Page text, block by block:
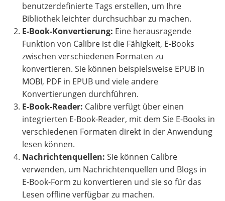
benutzerdefinierte Tags erstellen, um Ihre
Bibliothek leichter durchsuchbar zu machen.
E-Book-Konvertierung: Eine herausragende
Funktion von Calibre ist die Fähigkeit, E-Books
zwischen verschiedenen Formaten zu
konvertieren. Sie können beispielsweise EPUB in
MOBI, PDF in EPUB und viele andere
Konvertierungen durchführen.
E-Book-Reader: Calibre verfügt über einen
integrierten E-Book-Reader, mit dem Sie E-Books in
verschiedenen Formaten direkt in der Anwendung
lesen können.
Nachrichtenquellen: Sie können Calibre
verwenden, um Nachrichtenquellen und Blogs in
E-Book-Form zu konvertieren und sie so für das
Lesen offline verfügbar zu machen.